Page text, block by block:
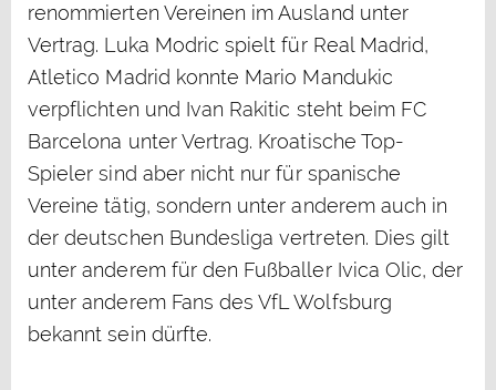
renommierten Vereinen im Ausland unter
Vertrag. Luka Modric spielt für Real Madrid,
Atletico Madrid konnte Mario Mandukic
verpflichten und Ivan Rakitic steht beim FC
Barcelona unter Vertrag. Kroatische Top-
Spieler sind aber nicht nur für spanische
Vereine tätig, sondern unter anderem auch in
der deutschen Bundesliga vertreten. Dies gilt
unter anderem für den Fußballer Ivica Olic, der
unter anderem Fans des VfL Wolfsburg
bekannt sein dürfte.